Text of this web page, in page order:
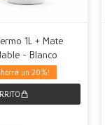
1L + Mate
- Blanco
20